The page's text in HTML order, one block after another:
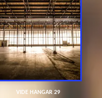
VIDE HANGAR 29